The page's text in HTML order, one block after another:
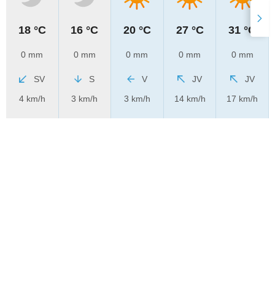
18 °C
0 mm
SV
4 km/h
16 °C
0 mm
S
3 km/h
20 °C
0 mm
V
3 km/h
27 °C
0 mm
JV
14 km/h
31 °C
0 mm
JV
17 km/h